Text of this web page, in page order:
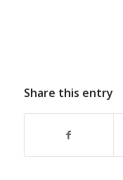
Share this entry